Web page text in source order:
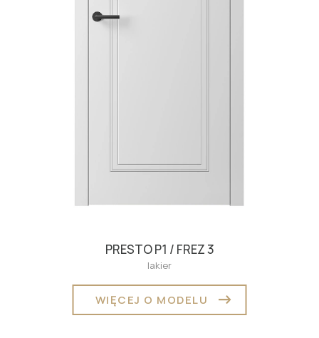
PRESTO P1 / FREZ 3
lakier
WIĘCEJ O MODELU